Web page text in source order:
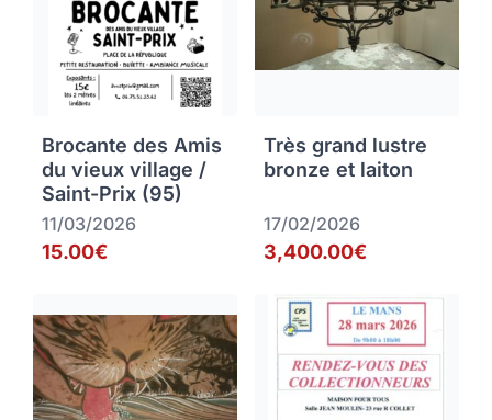
Brocante des Amis
du vieux village /
Saint-Prix (95)
11/03/2026
15.00€
Très grand lustre
bronze et laiton
17/02/2026
3,400.00€